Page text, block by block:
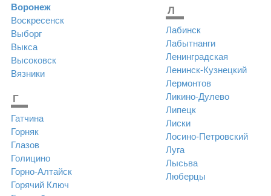
Воронеж
Воскресенск
Выборг
Выкса
Высоковск
Вязники
Г
Гатчина
Горняк
Глазов
Голицино
Горно-Алтайск
Горячий Ключ
Л
Лабинск
Лабытнанги
Ленинградская
Ленинск-Кузнецкий
Лермонтов
Ликино-Дулево
Липецк
Лиски
Лосино-Петровский
Луга
Лысьва
Люберцы